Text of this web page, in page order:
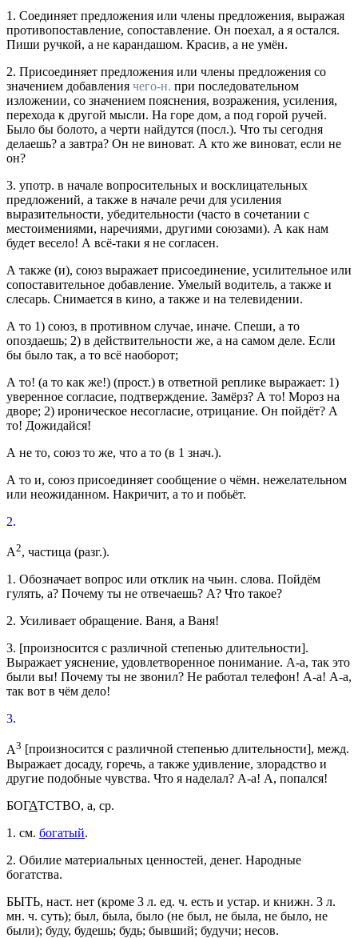
1. Соединяет предложения или члены предложения, выражая
противопоставление, сопоставление. Он поехал, а я остался.
Пиши ручкой, а не карандашом. Красив, а не умён.
2. Присоединяет предложения или члены предложения со
значением добавления чего-н. при последовательном
изложении, со значением пояснения, возражения, усиления,
перехода к другой мысли. На горе дом, а под горой ручей.
Было бы болото, а черти найдутся (посл.). Что ты сегодня
делаешь? а завтра? Он не виноват. А кто же виноват, если не
он?
3. употр. в начале вопросительных и восклицательных
предложений, а также в начале речи для усиления
выразительности, убедительности (часто в сочетании с
местоимениями, наречиями, другими союзами). А как нам
будет весело! А всё-таки я не согласен.
А также (и), союз выражает присоединение, усилительное или
сопоставительное добавление. Умелый водитель, а также и
слесарь. Снимается в кино, а также и на телевидении.
А то 1) союз, в противном случае, иначе. Спеши, а то
опоздаешь; 2) в действительности же, а на самом деле. Если
бы было так, а то всё наоборот;
А то! (а то как же!) (прост.) в ответной реплике выражает: 1)
уверенное согласие, подтверждение. Замёрз? А то! Мороз на
дворе; 2) ироническое несогласие, отрицание. Он пойдёт? А
то! Дожидайся!
А не то, союз то же, что а то (в 1 знач.).
А то и, союз присоединяет сообщение о чёмн. нежелательном
или неожиданном. Накричит, а то и побьёт.
2.
А2, частица (разг.).
1. Обозначает вопрос или отклик на чьин. слова. Пойдём
гулять, а? Почему ты не отвечаешь? А? Что такое?
2. Усиливает обращение. Ваня, а Ваня!
3. [произносится с различной степенью длительности].
Выражает уяснение, удовлетворенное понимание. А-а, так это
были вы! Почему ты не звонил? Не работал телефон! А-а! А-а,
так вот в чём дело!
3.
А3 [произносится с различной степенью длительности], межд.
Выражает досаду, горечь, а также удивление, злорадство и
другие подобные чувства. Что я наделал? А-а! А, попался!
БОГАТСТВО, а, ср.
1. см. богатый.
2. Обилие материальных ценностей, денег. Народные
богатства.
БЫТЬ, наст. нет (кроме 3 л. ед. ч. есть и устар. и книжн. 3 л.
мн. ч. суть); был, была, было (не был, не была, не было, не
были); буду, будешь; будь; бывший; будучи; несов.